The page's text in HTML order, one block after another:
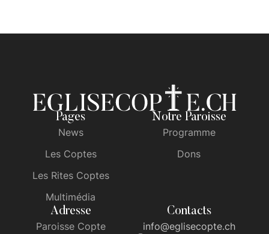
Pages
News
Les Coptes
Les Rites Coptes
Multimédia
Notre Paroisse
Programme
Dons
Adresse
Paroisse Copte
Contacts
info@eglisecopte.ch